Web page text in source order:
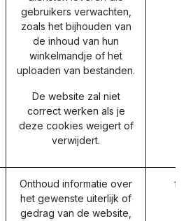
gebruikers verwachten,
zoals het bijhouden van
de inhoud van hun
winkelmandje of het
uploaden van bestanden.
De website zal niet
correct werken als je
deze cookies weigert of
verwijdert.
Onthoud informatie over
het gewenste uiterlijk of
gedrag van de website,